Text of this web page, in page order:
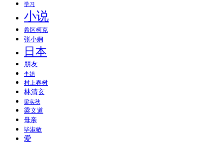
学习
小说
希区柯克
张小娴
日本
朋友
李娟
村上春树
林清玄
梁实秋
梁文道
母亲
毕淑敏
爱